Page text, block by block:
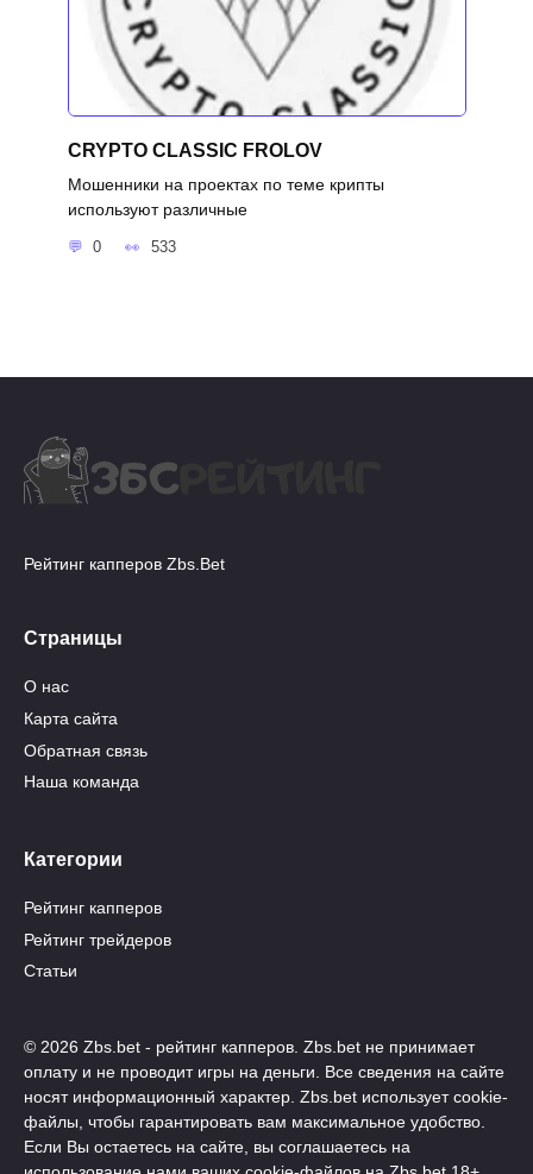
CRYPTO CLASSIC FROLOV
Мошенники на проектах по теме крипты
используют различные
0 533
Рейтинг капперов Zbs.Bet
Страницы
О нас
Карта сайта
Обратная связь
Наша команда
Категории
Рейтинг капперов
Рейтинг трейдеров
Статьи
© 2026 Zbs.bet - рейтинг капперов. Zbs.bet не принимает
оплату и не проводит игры на деньги. Все сведения на сайте
носят информационный характер. Zbs.bet использует cookie-
файлы, чтобы гарантировать вам максимальное удобство.
Если Вы остаетесь на сайте, вы соглашаетесь на